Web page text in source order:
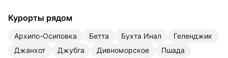
Курорты рядом
Архипо-Осиповка Бетта Бухта Инал
Геленджик
Джанхот
Джубга Дивноморское Пшада